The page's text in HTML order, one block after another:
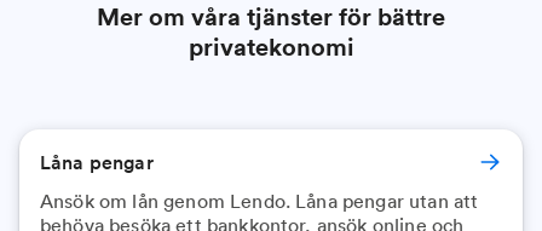
Mer om våra tjänster för bättre
privatekonomi
Låna pengar
Ansök om lån genom Lendo. Låna pengar utan att
behöva besöka ett bankkontor, ansök online och